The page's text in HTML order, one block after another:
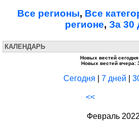
Все регионы, Все
регионе, За 30
КАЛЕНДАРЬ
Новых вестей
Новых вестей вчера:
Сегодня 7 дней
<<
Февраль 2022